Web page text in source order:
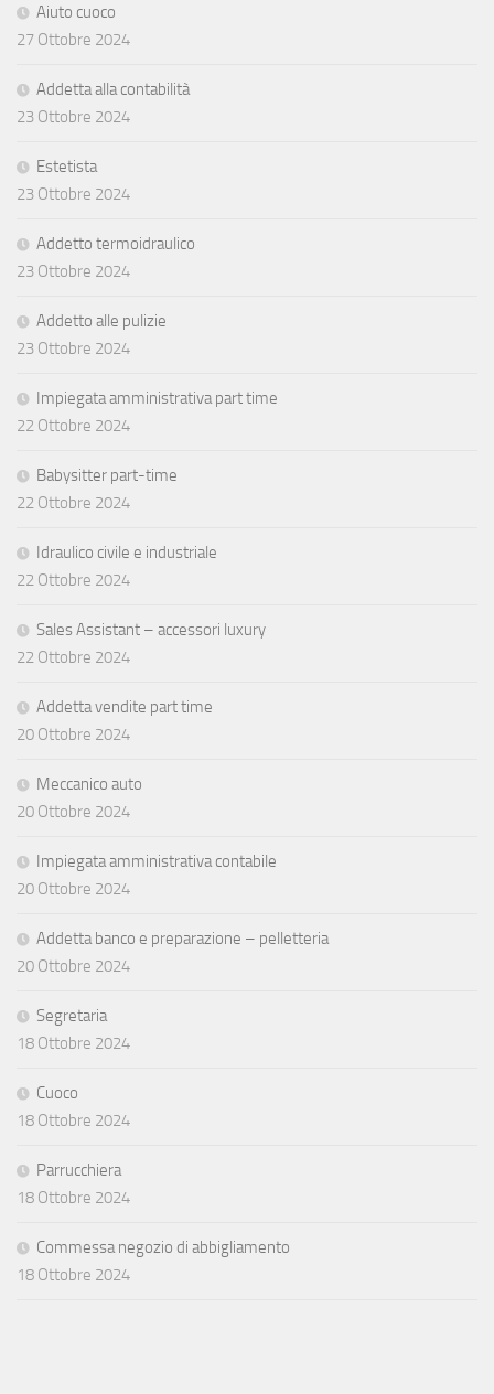
Aiuto cuoco
27 Ottobre 2024
Addetta alla contabilità
23 Ottobre 2024
Estetista
23 Ottobre 2024
Addetto termoidraulico
23 Ottobre 2024
Addetto alle pulizie
23 Ottobre 2024
Impiegata amministrativa part time
22 Ottobre 2024
Babysitter part-time
22 Ottobre 2024
Idraulico civile e industriale
22 Ottobre 2024
Sales Assistant – accessori luxury
22 Ottobre 2024
Addetta vendite part time
20 Ottobre 2024
Meccanico auto
20 Ottobre 2024
Impiegata amministrativa contabile
20 Ottobre 2024
Addetta banco e preparazione – pelletteria
20 Ottobre 2024
Segretaria
18 Ottobre 2024
Cuoco
18 Ottobre 2024
Parrucchiera
18 Ottobre 2024
Commessa negozio di abbigliamento
18 Ottobre 2024